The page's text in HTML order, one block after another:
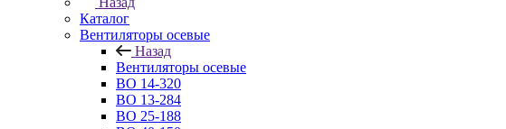
Каталог
Вентиляторы осевые
Назад
Вентиляторы осевые
ВО 14-320
ВО 13-284
ВО 25-188